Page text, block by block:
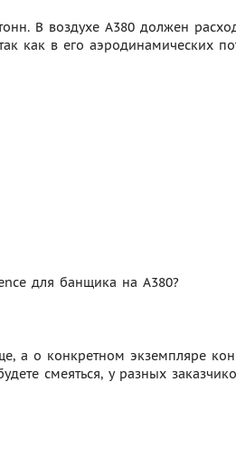
В воздухе А380 должен
как в его аэродинамических
для банщика на А380?
а о конкретном экземпляре
смеяться, у разных